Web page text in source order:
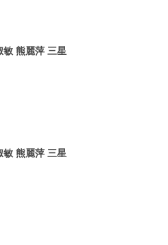
敏 熊麗萍 三星
敏 熊麗萍 三星